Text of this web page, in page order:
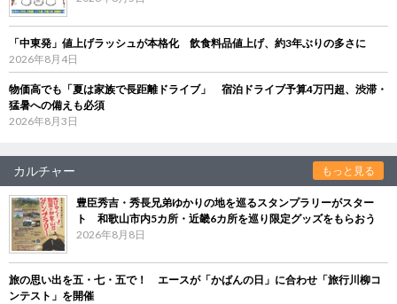
「中東発」値上げラッシュが本格化 飲食料品値上げ、約3年ぶりの多さに
2026年8月4日
物価高でも「夏は家族で長距離ドライブ」 宿泊ドライブ予算4万円超、渋滞・
猛暑への備えも必須
2026年8月3日
カルチャー もっと見る
豊臣秀吉・秀長兄弟ゆかりの地を巡るスタンプラリーがスター
ト 和歌山市内5カ所・近畿6カ所を巡り限定グッズをもらおう
2026年8月8日
旅の思い出を五・七・五で！ エースが「かばんの日」に合わせ「旅行川柳コ
ンテスト」を開催